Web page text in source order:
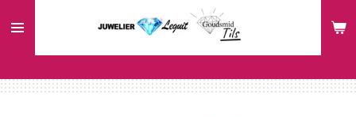
direct
hoofdinhoud